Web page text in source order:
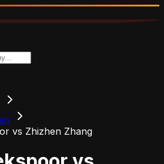
vs Zhizhen Zhang